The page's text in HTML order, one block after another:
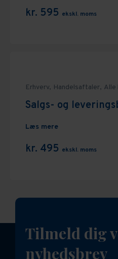
kr. 595 ekskl. moms
Erhverv, Handelsaftaler, Alle
Salgs- og
Læs mere
kr. 495 ekskl. moms
Tilmeld dig
nyhedsbrev